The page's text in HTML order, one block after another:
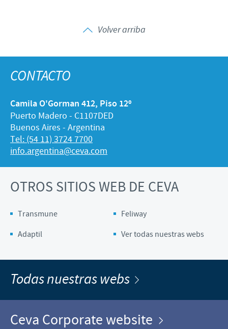
Volver arriba
CONTACTO
Camila O'Gorman 412, Piso 12º
Puerto Madero - C1107DED
Buenos Aires - Argentina
Tel: (54 11) 3724 7700
info.argentina@ceva.com
OTROS SITIOS WEB DE CEVA
Transmune
Feliway
Adaptil
Ver todas nuestras webs
Todas nuestras webs
Ceva Corporate website